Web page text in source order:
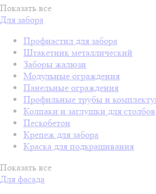
Показать все
Для забора
Профнастил для забора
Штакетник металлический
Заборы жалюзи
Модульные ограждения
Панельные ограждения
Профильные трубы и
Колпаки и заглушки для столбов
Пескобетон
Крепеж для забора
Краска для подкрашивания
Показать все
Для фасада